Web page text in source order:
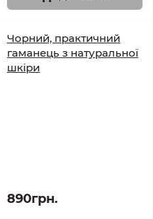
Чорний, практичний
гаманець з натуральної
шкіри
890грн.